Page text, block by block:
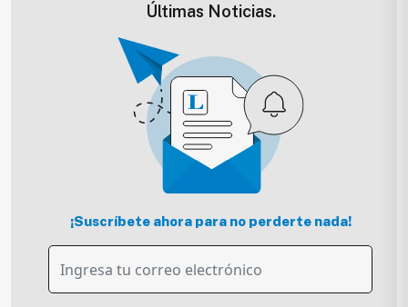
Últimas Noticias.
¡Suscríbete ahora para no perderte nada!